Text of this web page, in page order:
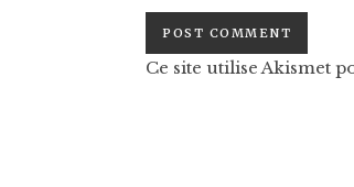
Ce site utilise Akismet